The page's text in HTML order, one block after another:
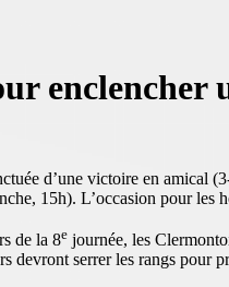
enclencher
d’une victoire en
15h). L’occasion pour les
de la 8e journée, les
devront serrer les rangs pour